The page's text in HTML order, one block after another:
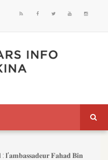
𝐥’𝐚𝐦𝐛𝐚𝐬𝐬𝐚𝐝𝐞𝐮𝐫 𝐅𝐚𝐡𝐚𝐝 𝐁𝐢𝐧